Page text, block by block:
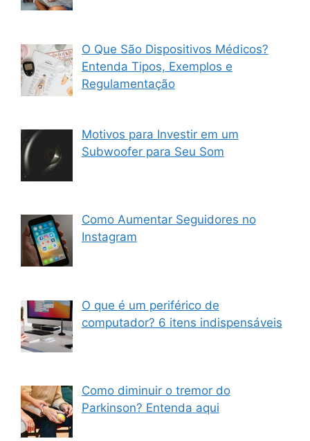
O Que São Dispositivos Médicos?
Entenda Tipos, Exemplos e
Regulamentação
Motivos para Investir em um
Subwoofer para Seu Som
Como Aumentar Seguidores no
Instagram
O que é um periférico de
computador? 6 itens indispensáveis
Como diminuir o tremor do
Parkinson? Entenda aqui